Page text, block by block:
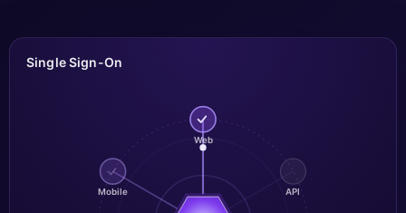
Elasticsearch
Single Sign-On
Web
API
Mobile